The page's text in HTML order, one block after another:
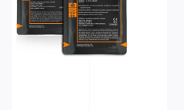
клапан.
Повторюйте вдихи з
або відповідно до